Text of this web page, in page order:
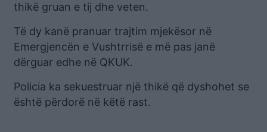
thikë gruan e tij dhe veten.
Të dy kanë pranuar trajtim mjekësor në
Emergjencën e Vushtrrisë e më pas janë
dërguar edhe në QKUK.
Policia ka sekuestruar një thikë që dyshohet se
është përdorë në këtë rast.